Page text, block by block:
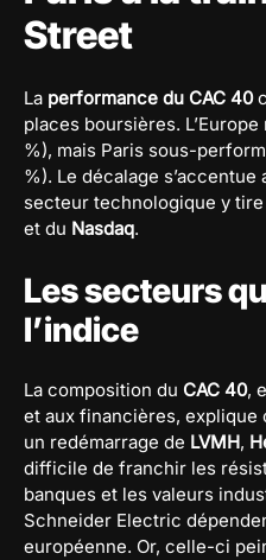
Street
La performance du CAC 40
places boursières.
%), mais Paris sous-
%). Le décalage
secteur technologique y
et du Nasdaq.
Les secteurs
l’indice
La composition du CAC 40,
et aux financières,
un redémarrage de LVMH,
difficile de franchir les
banques et les valeurs
Schneider Electric
européenne. Or, celle-ci